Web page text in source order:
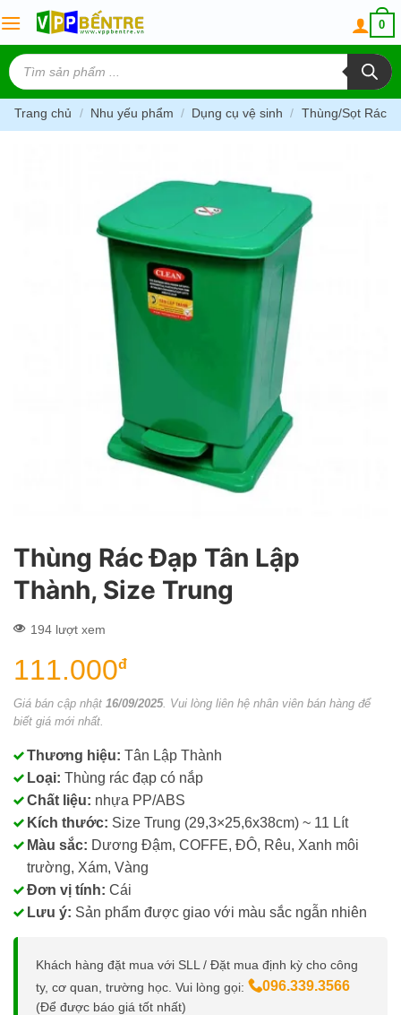
to
content
0
Tìm
kiếm
sản
phẩm
Trang chủ / Nhu yếu phẩm / Dụng cụ vệ sinh / Thùng/Sọt Rác
Thùng Rác Đạp Tân Lập
Thành, Size Trung
194 lượt xem
111.000đ
Giá bán cập nhật 16/09/2025. Vui lòng liên hệ nhân viên bán hàng để
biết giá mới nhất.
Thương hiệu: Tân Lập Thành
Loại: Thùng rác đạp có nắp
Chất liệu: nhựa PP/ABS
Kích thước: Size Trung (29,3×25,6x38cm) ~ 11 Lít
Màu sắc: Dương Đậm, COFFE, ĐÔ, Rêu, Xanh môi
trường, Xám, Vàng
Đơn vị tính: Cái
Lưu ý: Sản phẩm được giao với màu sắc ngẫn nhiên
Khách hàng đặt mua với SLL / Đặt mua định kỳ cho công
ty, cơ quan, trường học. Vui lòng gọi:
096.339.3566
(Để được báo giá tốt nhất)